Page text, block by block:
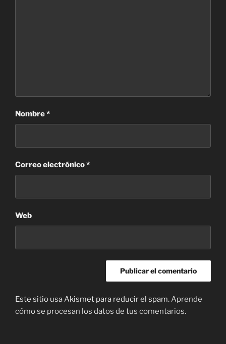
Nombre*
Correo electrónico*
Web
Este sitio usa Akismet para reducir el spam. Aprende
cómo se procesan los datos de tus comentarios.